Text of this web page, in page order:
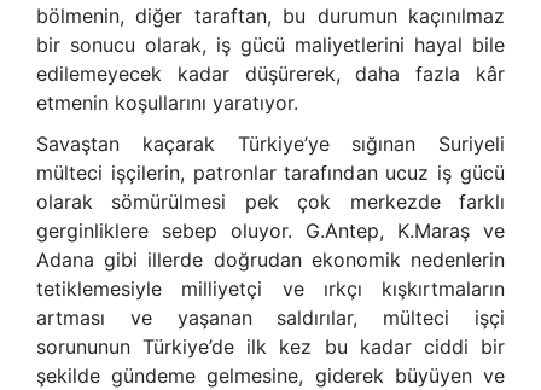
bölmenin, diğer taraftan, bu durumun kaçınılmaz
bir sonucu olarak, iş gücü maliyetlerini hayal bile
edilemeyecek kadar düşürerek, daha fazla kâr
etmenin koşullarını yaratıyor.
Savaştan kaçarak Türkiye’ye sığınan Suriyeli
mülteci işçilerin, patronlar tarafından ucuz iş gücü
olarak sömürülmesi pek çok merkezde farklı
gerginliklere sebep oluyor. G.Antep, K.Maraş ve
Adana gibi illerde doğrudan ekonomik nedenlerin
tetiklemesiyle milliyetçi ve ırkçı kışkırtmaların
artması ve yaşanan saldırılar, mülteci işçi
sorununun Türkiye’de ilk kez bu kadar ciddi bir
şekilde gündeme gelmesine, giderek büyüyen ve